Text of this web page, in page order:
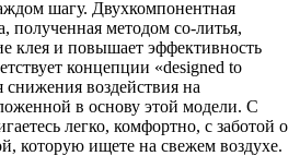
шагу. Двухкомпонентная
полученная методом со-литья,
клея и повышает эффективность
концепции «designed to
снижения воздействия на
в основу этой модели. С
легко, комфортно, с заботой о
которую ищете на свежем воздухе.